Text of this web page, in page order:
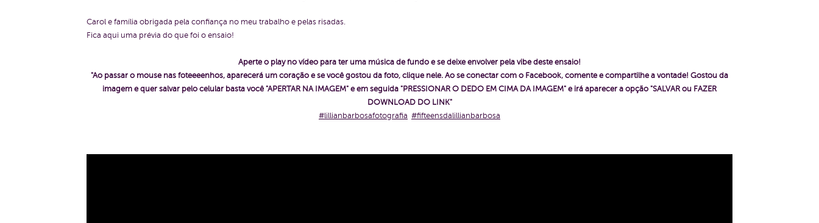
Carol e família obrigada pela confiança no meu trabalho e pelas risadas.
Fica aqui uma prévia do que foi o ensaio!
Aperte o play no vídeo para ter uma música de fundo e se deixe envolver pela vibe deste ensaio!
"Ao passar o mouse nas foteeeenhos, aparecerá um coração e se você gostou da foto, clique nele. Ao se conectar com o Facebook, comente e compartilhe a vontade! Gostou da
imagem e quer salvar pelo celular basta você "APERTAR NA IMAGEM" e em seguida "PRESSIONAR O DEDO EM CIMA DA IMAGEM" e irá aparecer a opção "SALVAR ou FAZER
DOWNLOAD DO LINK"
#lillianbarbosafotografia #fifteensdalillianbarbosa